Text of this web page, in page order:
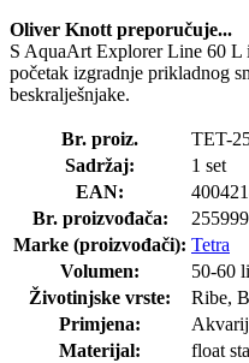
Oliver Knott preporučuje...
S AquaArt Explorer Line 60 L
početak izgradnje prikladnog
beskralješnjake.
Br. proiz.
TET-
Sadržaj:
1 set
EAN:
Br. proizvođača:
255999
Marke (proizvođači): Tetra
Volumen:
50-60
Životinjske vrste:
Ribe,
Primjena:
Materijal:
float